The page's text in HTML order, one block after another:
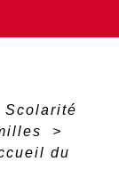
Scolarité
>
du